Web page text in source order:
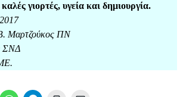
γιορτές, υγεία και δημιουργία.
Μαρτζούκος ΠΝ
ΣΝΔ